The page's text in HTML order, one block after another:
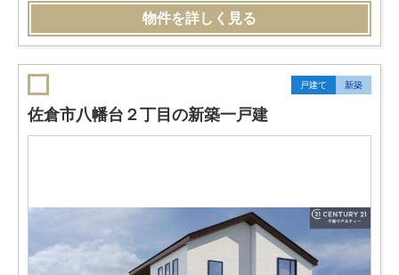
物件を詳しく見る
戸建て 新築
佐倉市八幡台２丁目の新築一戸建